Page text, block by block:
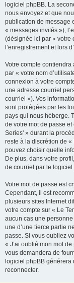
logiciel phpBB. La
nous envoyez et que
publication de message
« messages invités »),
(désignée ici par « votre
l’enregistrement et lors
Votre compte
par « votre nom
connexion à votre
une adresse courriel
courriel »). Vos
sont protégées par les
pays qui nous héberge.
de votre mot de passe
Series' » durant la
reste à la discrétion de «
pouvez choisir quelle
De plus, dans votre
de courriel par le logiciel
Votre mot de passe est
Cependant, il est
plusieurs sites Internet
votre compte sur « Le
aucun cas une
une d’une tierce partie
passe. Si vous oubliez
« J’ai oublié mon mot
vous demandera de
logiciel phpBB
reconnecter.